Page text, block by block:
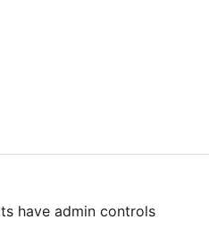
have admin controls